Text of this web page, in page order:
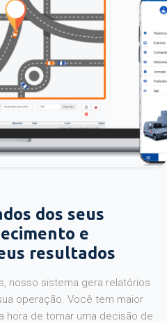
dos seus
e
resultados
nosso sistema gera relatórios
operação. Você tem maior
hora de tomar uma decisão de